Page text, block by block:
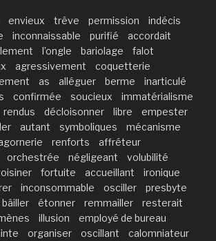
envieux trêve permission
indécis
inconnaissable purifié
accordait
l’ongle bariolage
falot
agressivement
coquetterie
as alléguer berme
inarticulé
confirmée soucieux
immatérialisme
rendus décloisonner libre
empester
autant symboliques
mécanisme
renforts
affréteur
orchestrée négligeant
volubilité
fortuite accueillant
ironique
inconsommable osciller
presbyte
bâiller étonner remmailler
resterait
illusion
employé de bureau
organiser oscillant
calomniateur